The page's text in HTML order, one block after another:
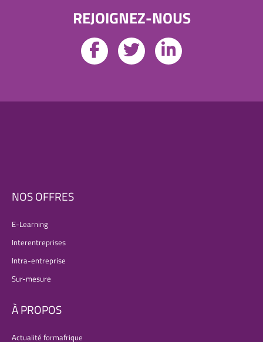
REJOIGNEZ-NOUS
NOS OFFRES
E-Learning
Interentreprises
Intra-entreprise
Sur-mesure
À PROPOS
Actualité formafrique